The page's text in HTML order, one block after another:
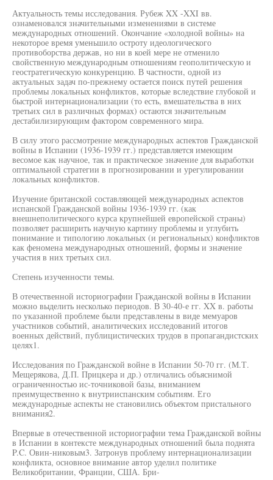
Актуальность темы исследования. Рубеж XX -XXI вв.
ознаменовался значительными изменениями в системе
международных отношений. Окончание «холодной войны» на
некоторое время уменьшило остроту идеологического
противоборства держав, но ни в коей мере не отменило
свойственную международным отношениям геополитическую и
геостратегическую конкуренцию. В частности, одной из
актуальных задач по-прежнему остается поиск путей решения
проблемы локальных конфликтов, которые вследствие глубокой и
быстрой интернационализации (то есть, вмешательства в них
третьих сил в различных формах) остаются значительным
дестабилизирующим фактором современного мира.
В силу этого рассмотрение международных аспектов Гражданской
войны в Испании (1936-1939 гг.) представляется имеющим
весомое как научное, так и практическое значение для выработки
оптимальной стратегии в прогнозировании и урегулировании
локальных конфликтов.
Изучение британской составляющей международных аспектов
испанской Гражданской войны 1936-1939 гг. (как
внешнеполитического курса крупнейшей европейской страны)
позволяет расширить научную картину проблемы и углубить
понимание и типологию локальных (и региональных) конфликтов
как феномена международных отношений, формы и значение
участия в них третьих сил.
Степень изученности темы.
В отечественной историографии Гражданской войны в Испании
можно выделить несколько периодов. В 30-40-е гг. XX в. работы
по указанной проблеме были представлены в виде мемуаров
участников событий, аналитических исследований итогов
военных действий, публицистических трудов в пропагандистских
целях1.
Исследования по Гражданской войне в Испании 50-70 гг. (М.Т.
Мещерякова, Д.П. Прицкера и др.) отличались объяснимой
ограниченностью ис-точниковой базы, вниманием
преимущественно к внутрииспанским событиям. Его
международные аспекты не становились объектом пристального
внимания2.
Впервые в отечественной историографии тема Гражданской войны
в Испании в контексте международных отношений была поднята
P.C. Овин-никовым3. Затронув проблему интернационализации
конфликта, основное внимание автор уделил политике
Великобритании, Франции, США. Бри-